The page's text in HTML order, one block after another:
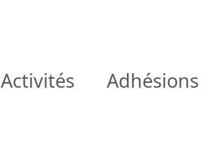
Activités Adhésions